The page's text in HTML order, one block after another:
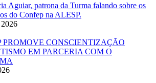
Aguiar, patrona da Turma falando sobre os
do Confep na ALESP.
PROMOVE CONSCIENTIZAÇÃO
EM PARCERIA COM O